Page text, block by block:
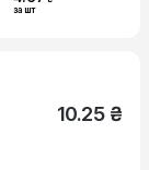
за шт
10.25 ₴